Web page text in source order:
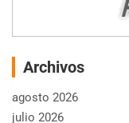
Archivos
agosto 2026
julio 2026